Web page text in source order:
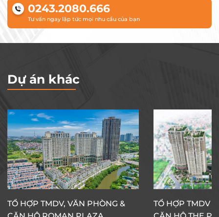
0243.2080.666
Tư vấn ngay lập tức mọi nhu cầu của bạn
Dự án khác
TỔ HỢP TMDV, VĂN PHÒNG &
TỔ HỢP TMDV